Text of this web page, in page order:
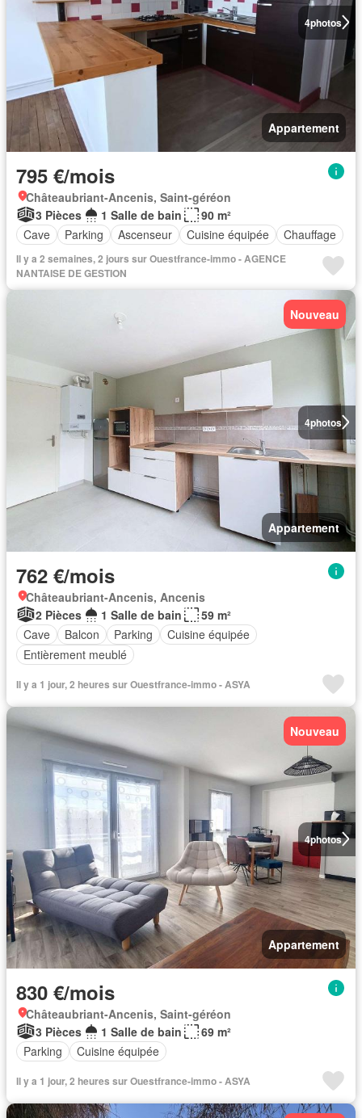
4photos
Appartement
795 €/mois
Châteaubriant-Ancenis, Saint-géréon
3 Pièces
1 Salle de bain
90 m²
Cave
Parking Ascenseur Cuisine équipée Chauffage
Il y a 2 semaines, 2 jours sur Ouestfrance-immo - AGENCE
NANTAISE DE GESTION
4photos
Nouveau
Appartement
762 €/mois
Châteaubriant-Ancenis, Ancenis
2 Pièces
1 Salle de bain
59 m²
Cave
Balcon Parking
Cuisine équipée
Entièrement meublé
Il y a 1 jour, 2 heures sur Ouestfrance-immo - ASYA
4photos
Nouveau
Appartement
830 €/mois
Châteaubriant-Ancenis, Saint-géréon
3 Pièces
1 Salle de bain
69 m²
Parking
Cuisine équipée
Il y a 1 jour, 2 heures sur Ouestfrance-immo - ASYA